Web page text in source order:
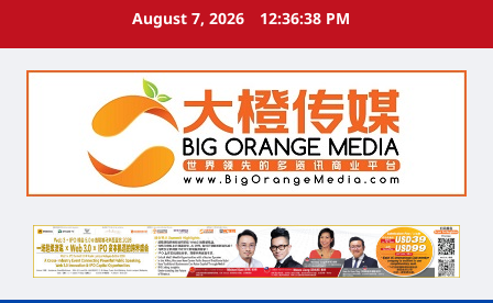
August 7, 2026 12:36:39 PM